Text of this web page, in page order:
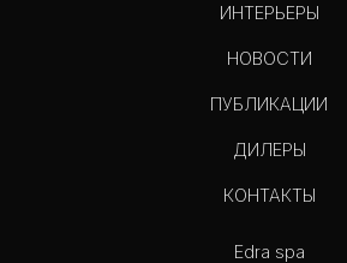
ИНТЕРЬЕРЫ
НОВОСТИ
ПУБЛИКАЦИИ
ДИЛЕРЫ
КОНТАКТЫ
Edra spa